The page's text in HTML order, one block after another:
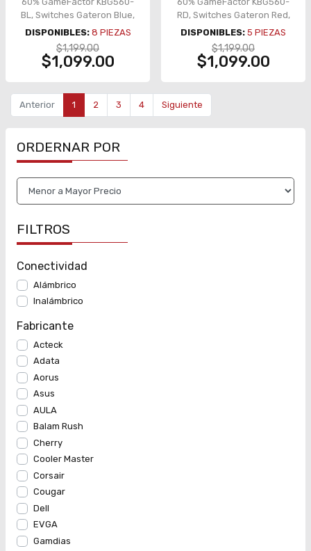
BL, Switches Gateron Blue,
USB-C, RGB, Keycaps
Intercambiables
DISPONIBLES: 8 PIEZAS
$1,199.00
$1,099.00
RD, Switches Gateron Red,
USB-C, RGB, Keycaps
Intercambiables
DISPONIBLES: 5 PIEZAS
$1,199.00
$1,099.00
Anterior 1 2 3 4 Siguiente
ORDERNAR POR
FILTROS
Conectividad
Alámbrico
Inalámbrico
Fabricante
Acteck
Adata
Aorus
Asus
AULA
Balam Rush
Cherry
Cooler Master
Corsair
Cougar
Dell
EVGA
Gamdias